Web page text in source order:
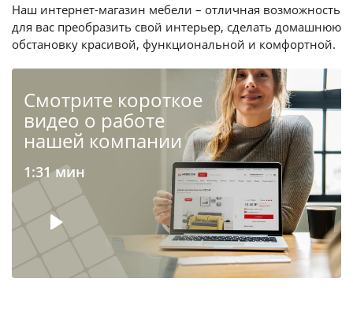
Наш интернет-магазин мебели – отличная возможность
для вас преобразить свой интерьер, сделать домашнюю
обстановку красивой, функциональной и комфортной.
Cмотрите короткое
видео о работе
нашей компании
1:31 мин